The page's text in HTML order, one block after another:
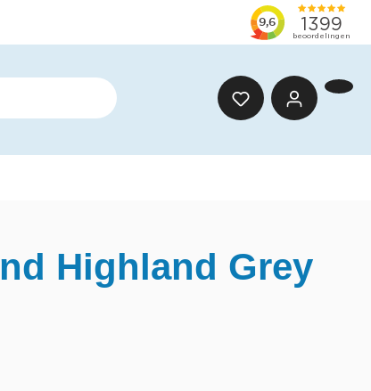
Highland Grey